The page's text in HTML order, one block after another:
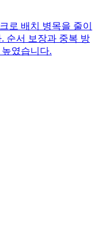
로 배치 병목을 줄이
순서 보장과 중복 방
였습니다.